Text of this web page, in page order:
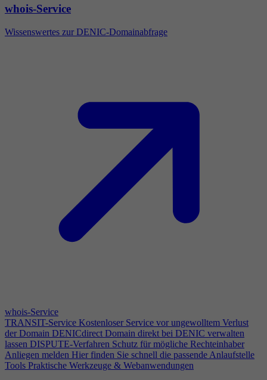
whois-Service
Wissenswertes zur DENIC-Domainabfrage
whois-Service
TRANSIT-Service Kostenloser Service vor ungewolltem Verlust
der Domain DENICdirect Domain direkt bei DENIC verwalten
lassen DISPUTE-Verfahren Schutz für mögliche Rechteinhaber
Anliegen melden Hier finden Sie schnell die passende Anlaufstelle
Tools Praktische Werkzeuge & Webanwendungen